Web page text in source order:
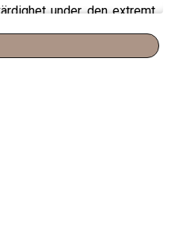
under den extremt